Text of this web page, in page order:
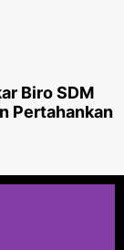
Biro SDM
Pertahankan